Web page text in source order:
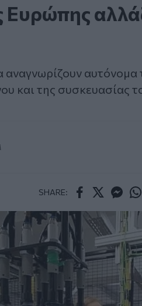
Ευρώπης
αναγνωρίζουν
και της συσκευασίας
SHARE: